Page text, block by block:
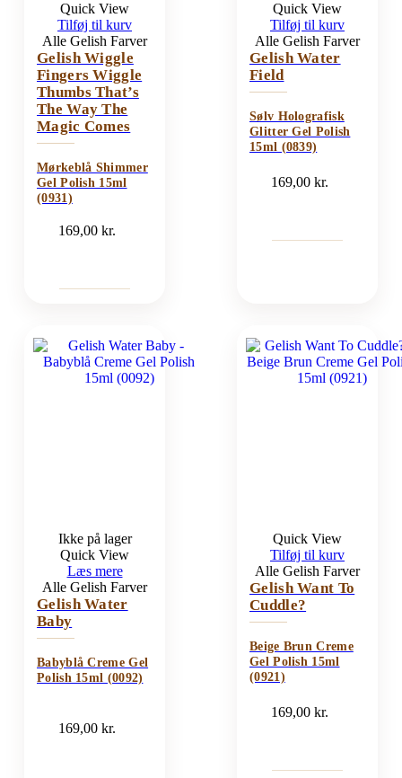
Quick View
Tilføj til kurv
Alle Gelish Farver
Gelish Wiggle
Fingers Wiggle
Thumbs That’s
The Way The
Magic Comes
Mørkeblå Shimmer
Gel Polish 15ml
(0931)
169,00kr.
Quick View
Tilføj til kurv
Alle Gelish Farver
Gelish Water
Field
Sølv Holografisk
Glitter Gel Polish
15ml (0839)
169,00kr.
Ikke på lager
Quick View
Læs mere
Alle Gelish Farver
Gelish Water
Baby
Babyblå Creme Gel
Polish 15ml (0092)
169,00kr.
Quick View
Tilføj til kurv
Alle Gelish Farver
Gelish Want To
Cuddle?
Beige Brun Creme
Gel Polish 15ml
(0921)
169,00kr.